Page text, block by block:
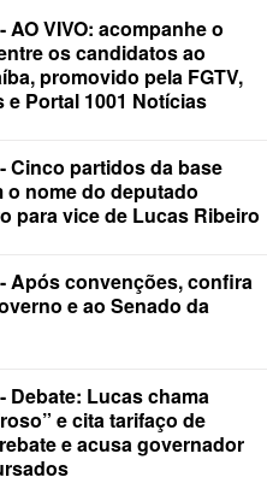
segundo
saiba que é
AO VIVO: acompanhe o
os candidatos ao
promovido pela FGTV,
e Portal 1001 Notícias
Cinco partidos da base
o nome do deputado
para vice de Lucas Ribeiro
Após convenções, confira
e ao Senado da
Debate: Lucas chama
e cita tarifaço de
e acusa governador